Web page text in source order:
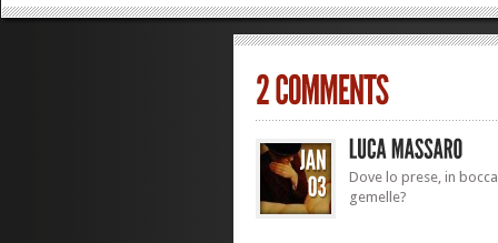
Dove lo prese, in
gemelle?